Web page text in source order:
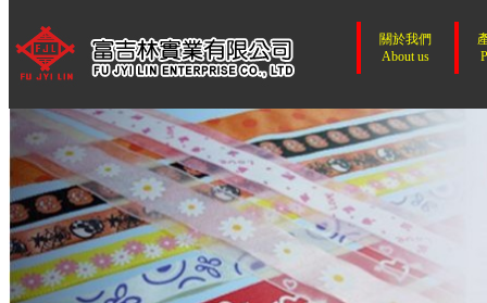
關於我們
About us